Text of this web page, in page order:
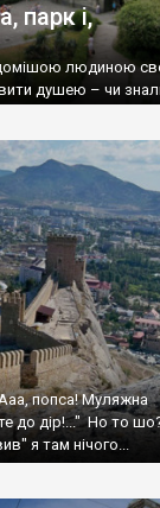
парк і,
людиною
душею – чи
попса! Муляжна
до дір!..." Но то
я там нічого...